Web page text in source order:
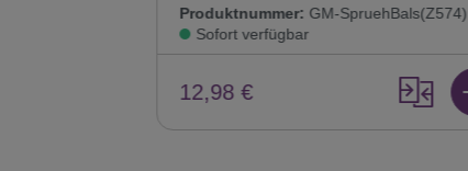
Produktnummer: GM-SpruehBals(Z574)
Sofort verfügbar
12,98 €